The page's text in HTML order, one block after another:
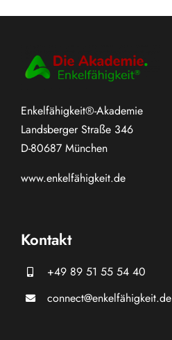
Enkelfähigkeit®-Akademie
Landsberger Straße 346
D-80687 München
www.enkelfähigkeit.de
Kontakt
+49 89 51 55 54 40
connect@enkelfähigkeit.de